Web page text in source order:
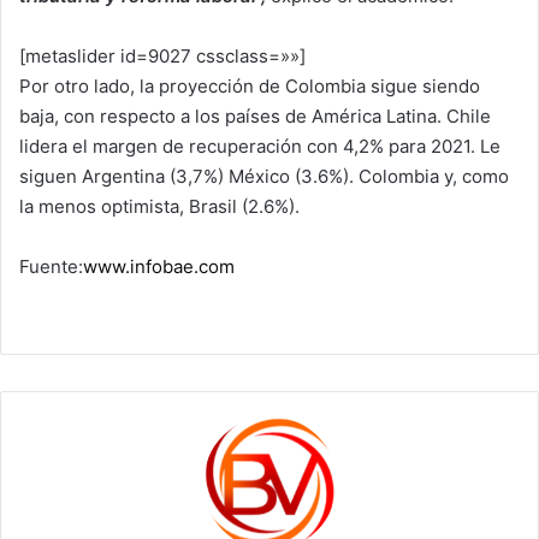
[metaslider id=9027 cssclass=»»]
Por otro lado, la proyección de Colombia sigue siendo
baja, con respecto a los países de América Latina. Chile
lidera el margen de recuperación con 4,2% para 2021. Le
siguen Argentina (3,7%) México (3.6%). Colombia y, como
la menos optimista, Brasil (2.6%).
Fuente:www.infobae.com